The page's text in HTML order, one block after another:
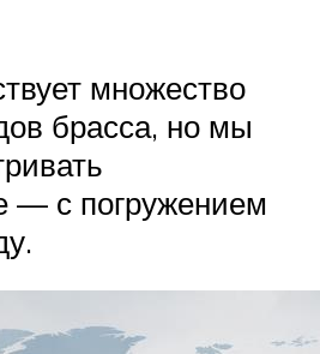
множество
брасса, но мы
— с погружением